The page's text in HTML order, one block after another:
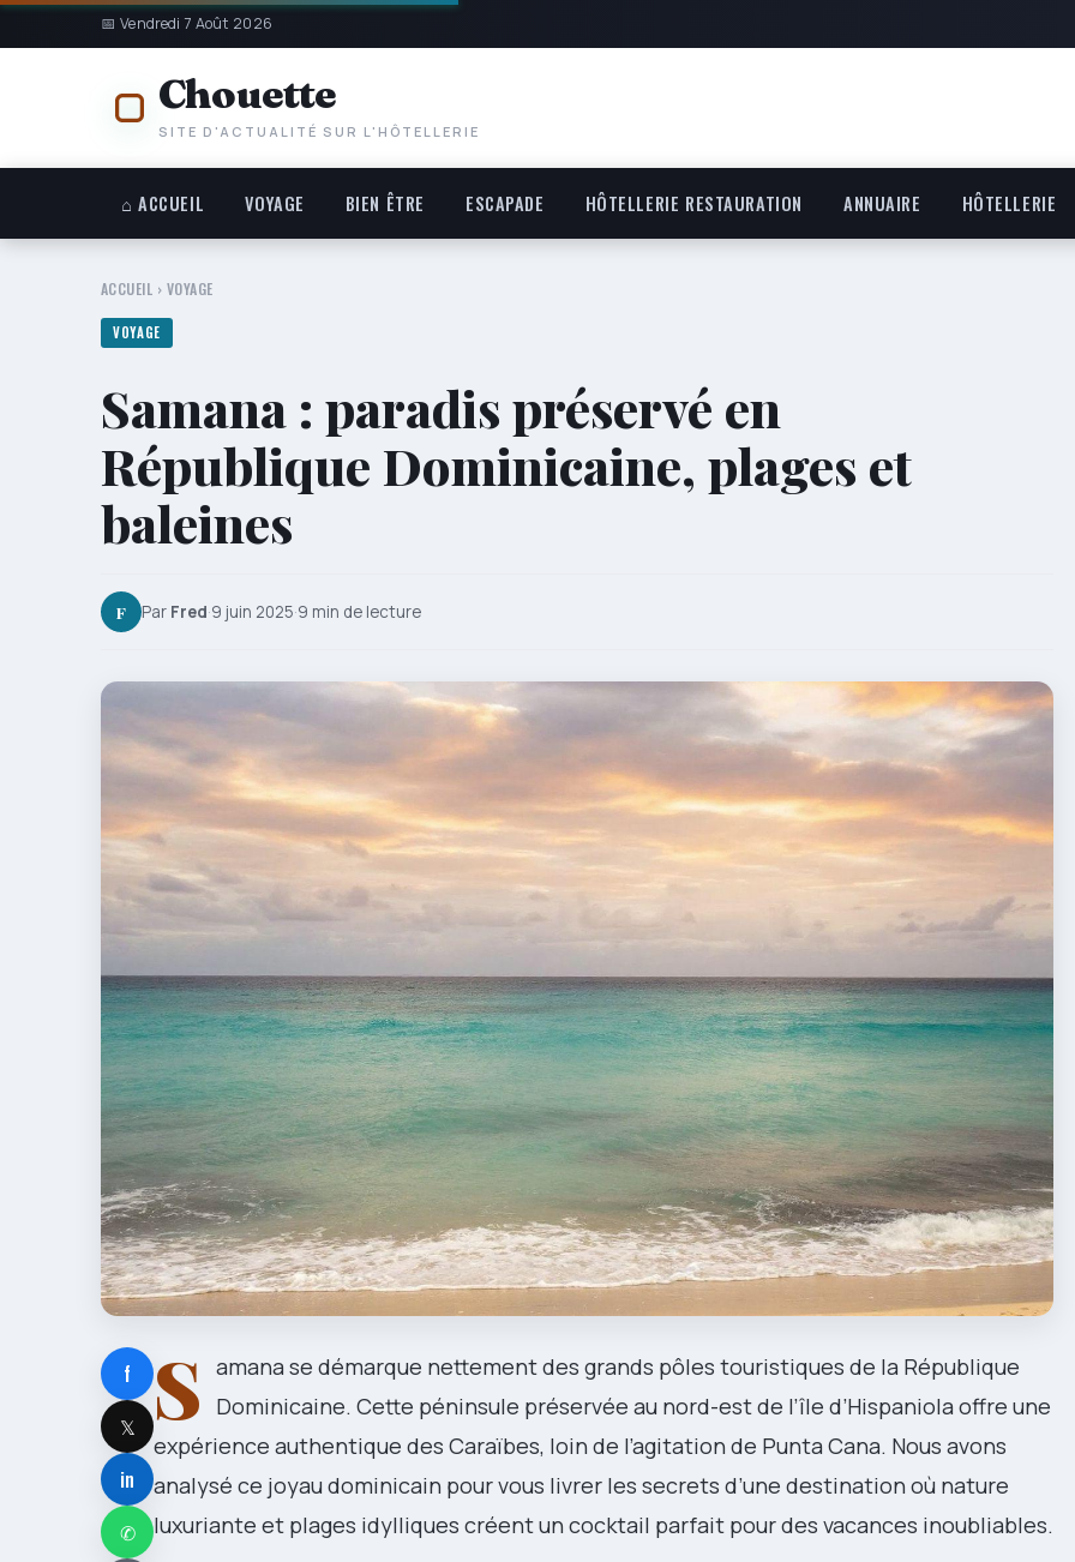
📅 Vendredi 7 Août 2026
Chouette
SITE D'ACTUALITÉ SUR L'HÔTELLERIE
⌂ ACCUEIL VOYAGE BIEN ÊTRE ESCAPADE HÔTELLERIE RESTAURATION ANNUAIRE HÔTELLERIE
ACCUEIL › VOYAGE
VOYAGE
Samana : paradis préservé en
République Dominicaine, plages et
baleines
F Par Fred·9 juin 2025·9 min de lecture
f
𝕏
in
✆
S amana se démarque nettement des grands pôles touristiques de la République
Dominicaine. Cette péninsule préservée au nord-est de l’île d’Hispaniola offre une
expérience authentique des Caraïbes, loin de l’agitation de Punta Cana. Nous avons
analysé ce joyau dominicain pour vous livrer les secrets d’une destination où nature
luxuriante et plages idylliques créent un cocktail parfait pour des vacances inoubliables.